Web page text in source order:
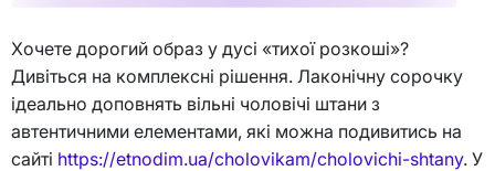
Хочете дорогий образ у дусі «тихої розкоші»?
Дивіться на комплексні рішення. Лаконічну сорочку
ідеально доповнять вільні чоловічі штани з
автентичними елементами, які можна подивитись на
сайті https://etnodim.ua/cholovikam/cholovichi-shtany. У